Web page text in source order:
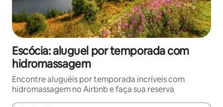
Escócia: aluguel por temporada com
hidromassagem
Encontre aluguéis por temporada incríveis com
hidromassagem no Airbnb e faça sua reserva